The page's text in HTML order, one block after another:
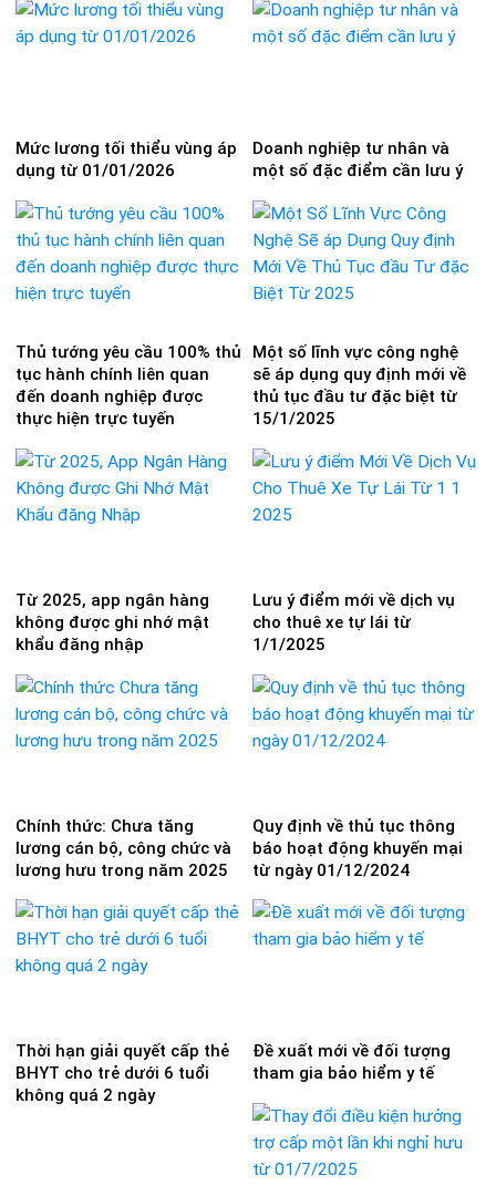
Mức lương tối thiểu vùng áp
dụng từ 01/01/2026
Doanh nghiệp tư nhân và
một số đặc điểm cần lưu ý
Thủ tướng yêu cầu 100% thủ
tục hành chính liên quan
đến doanh nghiệp được
thực hiện trực tuyến
Một số lĩnh vực công nghệ
sẽ áp dụng quy định mới về
thủ tục đầu tư đặc biệt từ
15/1/2025
Từ 2025, app ngân hàng
không được ghi nhớ mật
khẩu đăng nhập
Lưu ý điểm mới về dịch vụ
cho thuê xe tự lái từ
1/1/2025
Chính thức: Chưa tăng
lương cán bộ, công chức và
lương hưu trong năm 2025
Quy định về thủ tục thông
báo hoạt động khuyến mại
từ ngày 01/12/2024
Thời hạn giải quyết cấp thẻ
BHYT cho trẻ dưới 6 tuổi
không quá 2 ngày
Đề xuất mới về đối tượng
tham gia bảo hiểm y tế